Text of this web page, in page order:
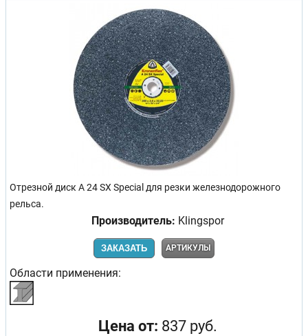
Отрезной диск A 24 SX Special для резки железнодорожного
рельса.
Производитель: Klingspor
ЗАКАЗАТЬ АРТИКУЛЫ
Области применения:
Цена от: 837 руб.